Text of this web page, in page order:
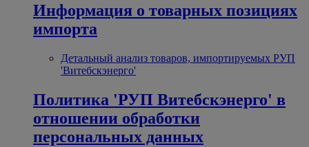
Информация о товарных позициях
импорта
Детальный анализ товаров, импортируемых РУП
'Витебскэнерго'
Политика 'РУП Витебскэнерго' в
отношении обработки
персональных данных